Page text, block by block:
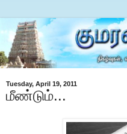
Tuesday, April 19, 2011
மீண்டும்...